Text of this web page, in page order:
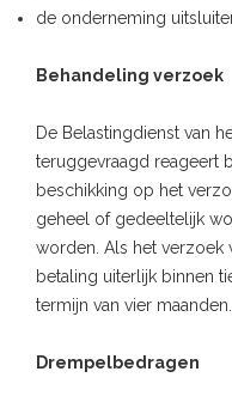
de onderneming
Behandeling verzoek
De Belastingdienst van
teruggevraagd reageert
beschikking op het
geheel of gedeeltelijk
worden. Als het
betaling uiterlijk binnen
termijn van vier maanden.
Drempelbedragen